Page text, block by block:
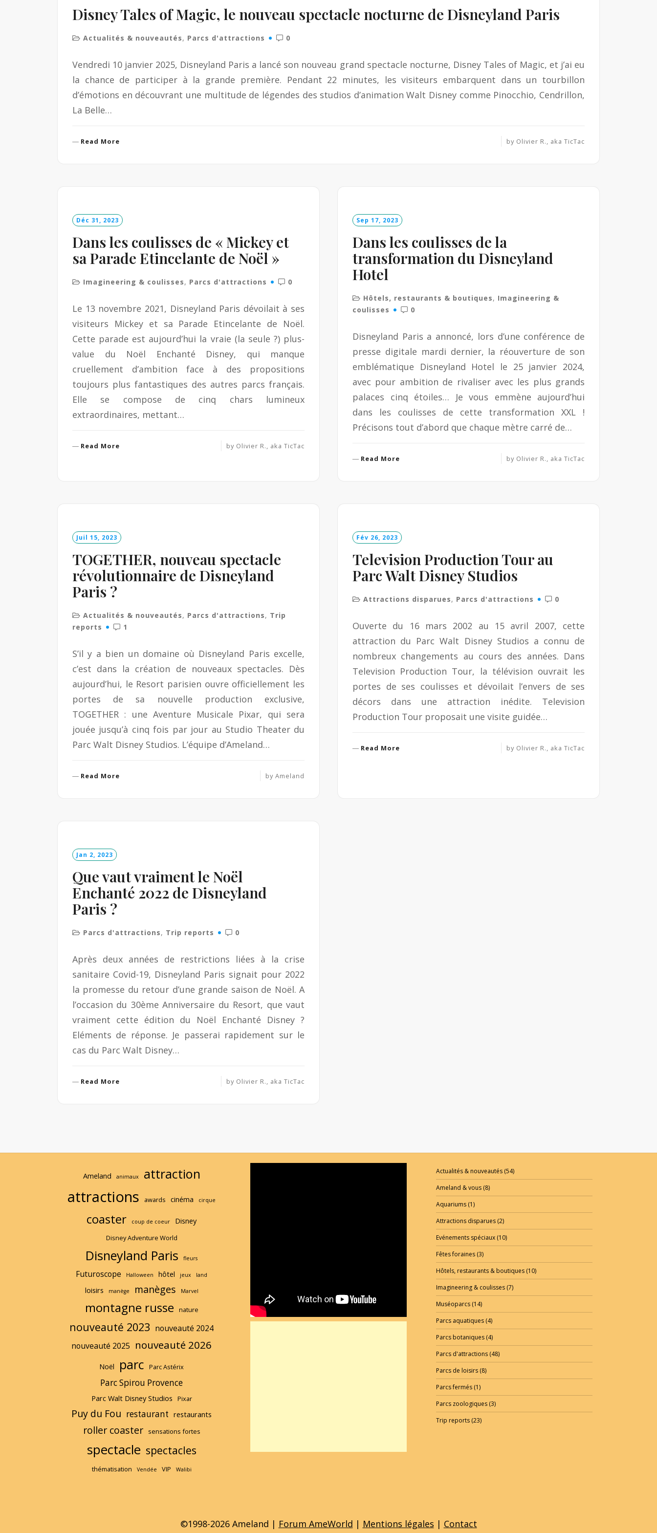
Disney Tales of Magic, le nouveau spectacle nocturne de Disneyland Paris
Actualités & nouveautés, Parcs d'attractions 0
Vendredi 10 janvier 2025, Disneyland Paris a lancé son nouveau grand spectacle nocturne, Disney Tales of Magic, et j’ai eu
la chance de participer à la grande première. Pendant 22 minutes, les visiteurs embarquent dans un tourbillon
d’émotions en découvrant une multitude de légendes des studios d’animation Walt Disney comme Pinocchio, Cendrillon,
La Belle…
Read More
e
by Olivier R., aka TicTac
Déc 31, 2023
Dans les coulisses de « Mickey et
sa Parade Etincelante de Noël »
Imagineering & coulisses, Parcs d'attractions 0
Le 13 novembre 2021, Disneyland Paris dévoilait à ses
visiteurs Mickey et sa Parade Etincelante de Noël.
Cette parade est aujourd’hui la vraie (la seule ?) plus-
value du Noël Enchanté Disney, qui manque
cruellement d’ambition face à des propositions
toujours plus fantastiques des autres parcs français.
Elle se compose de cinq chars lumineux
extraordinaires, mettant…
Read More by Olivier R., aka TicTac
Sep 17, 2023
Dans les coulisses de la
transformation du Disneyland
Hotel
Hôtels, restaurants & boutiques, Imagineering &
coulisses
0
Disneyland Paris a annoncé, lors d’une conférence de
presse digitale mardi dernier, la réouverture de son
emblématique Disneyland Hotel le 25 janvier 2024,
avec pour ambition de rivaliser avec les plus grands
palaces cinq étoiles… Je vous emmène aujourd’hui
dans les coulisses de cette transformation XXL !
Précisons tout d’abord que chaque mètre carré de…
Read More
e
by Olivier R., aka TicTac
Juil 15, 2023
TOGETHER, nouveau spectacle
révolutionnaire de Disneyland
Paris ?
Actualités & nouveautés, Parcs d'attractions, Trip
reports
1
S’il y a bien un domaine où Disneyland Paris excelle,
c’est dans la création de nouveaux spectacles. Dès
aujourd’hui, le Resort parisien ouvre officiellement les
portes de sa nouvelle production exclusive,
TOGETHER : une Aventure Musicale Pixar, qui sera
jouée jusqu’à cinq fois par jour au Studio Theater du
Parc Walt Disney Studios. L’équipe d’Ameland…
Read More by Ameland
Fév 26, 2023
Television Production Tour au
Parc Walt Disney Studios
Attractions disparues, Parcs d'attractions 0
Ouverte du 16 mars 2002 au 15 avril 2007, cette
attraction du Parc Walt Disney Studios a connu de
nombreux changements au cours des années. Dans
Television Production Tour, la télévision ouvrait les
portes de ses coulisses et dévoilait l’envers de ses
décors dans une attraction inédite. Television
Production Tour proposait une visite guidée…
Read More by Olivier R., aka TicTac
Jan 2, 2023
Que vaut vraiment le Noël
Enchanté 2022 de Disneyland
Paris ?
Parcs d'attractions, Trip reports 0
Après deux années de restrictions liées à la crise
sanitaire Covid-19, Disneyland Paris signait pour 2022
la promesse du retour d’une grande saison de Noël. A
l’occasion du 30ème Anniversaire du Resort, que vaut
vraiment cette édition du Noël Enchanté Disney ?
Eléments de réponse. Je passerai rapidement sur le
cas du Parc Walt Disney…
Read More by Olivier R., aka TicTac
Ameland animaux attraction
attractions awards cinéma cirque
coaster coup de coeur Disney
Disney Adventure World
Disneyland Paris fleurs
Futuroscope Halloween hôtel jeux land
loisirs manège manèges Marvel
montagne russe nature
nouveauté 2023 nouveauté 2024
nouveauté 2025 nouveauté 2026
Noël parc Parc Astérix
Parc Spirou Provence
Parc Walt Disney Studios Pixar
Puy du Fou restaurant restaurants
roller coaster sensations fortes
spectacle spectacles
thématisation Vendée VIP Walibi
Actualités & nouveautés (54)
Ameland & vous (8)
Aquariums (1)
Attractions disparues (2)
Evénements spéciaux (10)
Fêtes foraines (3)
Hôtels, restaurants & boutiques (10)
Imagineering & coulisses (7)
Muséoparcs (14)
Parcs aquatiques (4)
Parcs botaniques (4)
Parcs d'attractions (48)
Parcs de loisirs (8)
Parcs fermés (1)
Parcs zoologiques (3)
Trip reports (23)
©1998-2026 Ameland | Forum AmeWorld | Mentions légales | Contact